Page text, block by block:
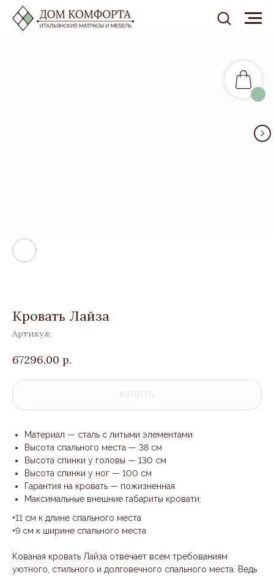
Кровать Лайза
Артикул:
67296,00 р.
КУПИТЬ
Материал — сталь с литыми элементами
Высота спального места — 38 см
Высота спинки у головы — 130 см
Высота спинки у ног — 100 см
Гарантия на кровать — пожизненная
Максимальные внешние габариты кровати:
+11 см к длине спального места
+9 см к ширине спального места
Кованая кровать Лайза отвечает всем требованиям
уютного, стильного и долговечного спального места. Ведь